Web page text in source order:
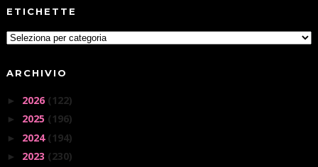
ETICHETTE
ARCHIVIO
► 2026 (122)
► 2025 (196)
► 2024 (194)
► 2023 (230)